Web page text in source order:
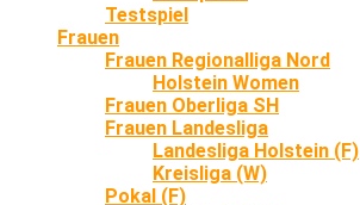
Testspiel
Frauen
Frauen Regionalliga Nord
Holstein Women
Frauen Oberliga SH
Frauen Landesliga
Landesliga Holstein (F)
Kreisliga (W)
Pokal (F)